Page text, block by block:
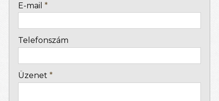
-
E-mail *
Telefonszám
Üzenet *